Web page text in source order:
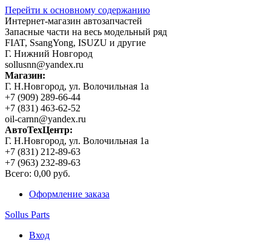
Перейти к основному содержанию
Интернет-магазин автозапчастей
Запасные части на весь модельный ряд
FIAT, SsangYong, ISUZU и другие
Г. Нижний Новгород
sollusnn@yandex.ru
Магазин:
Г. Н.Новгород, ул. Волочильная 1а
+7 (909) 289-66-44
+7 (831) 463-62-52
oil-carnn@yandex.ru
АвтоТехЦентр:
Г. Н.Новгород, ул. Волочильная 1а
+7 (831) 212-89-63
+7 (963) 232-89-63
Всего: 0,00 руб.
Оформление заказа
Sollus Parts
Вход